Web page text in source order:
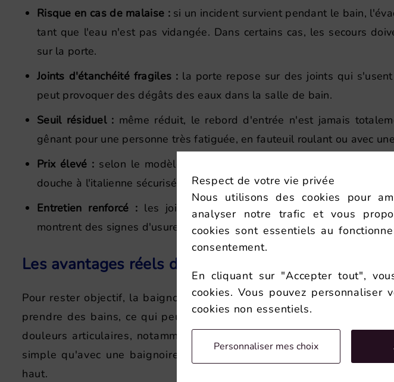
Risque en cas de malaise :si un incident survient pendant le bain,
tant que l'eau n'est pas vidangée. Dans certains cas, les secours
sur la porte.
Joints d'étanchéité fragiles : la porte repose sur des joints qui
peut provoquer des dégâts des eaux dans la salle de bain.
Seuil résiduel : même réduit, le rebord d'entrée n'est jamais
gênant pour une personne très fatiguée, en fauteuil roulant ou avec
Prix élevé : selon le modèle, les dimensions et les options, le coût
douche à l'italienne sécurisée.
Entretien renforcé : les joints doivent être contrôlés régulièrement
montrent des signes d'usure.
Les avantages réels de la baignoire à porte
Pour rester objectif, la baignoire à porte conserve quelques atouts.
prendre des bains, ce qui peut être apprécié pour le confort
douleurs articulaires, notamment en cas d'arthrose ou de
simple qu'avec une baignoire classique, puisqu'il n'est plus
haut.
Respect de votre vie privée
Nous utilisons des cookies pour
analyser notre trafic et vous
cookies sont essentiels au
consentement.
En cliquant sur "Accepter tout",
cookies. Vous pouvez personnaliser
cookies non essentiels.
Personnaliser mes choix